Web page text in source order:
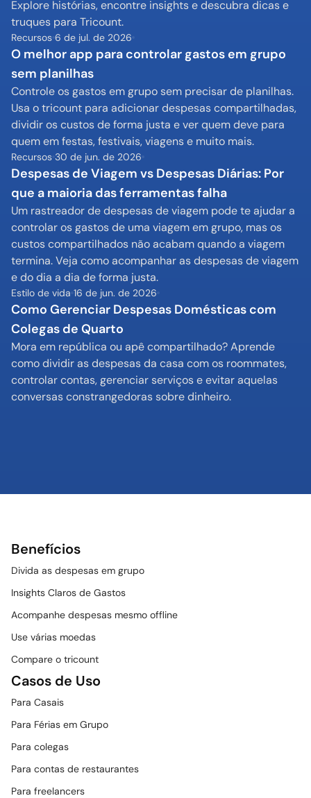
Explore histórias, encontre insights e descubra dicas e
truques para Tricount.
Recursos 6 de jul. de 2026
O melhor app para controlar gastos em grupo
sem planilhas
Controle os gastos em grupo sem precisar de planilhas.
Usa o tricount para adicionar despesas compartilhadas,
dividir os custos de forma justa e ver quem deve para
quem em festas, festivais, viagens e muito mais.
Recursos 30 de jun. de 2026
Despesas de Viagem vs Despesas Diárias: Por
que a maioria das ferramentas falha
Um rastreador de despesas de viagem pode te ajudar a
controlar os gastos de uma viagem em grupo, mas os
custos compartilhados não acabam quando a viagem
termina. Veja como acompanhar as despesas de viagem
e do dia a dia de forma justa.
Estilo de vida 16 de jun. de 2026
Como Gerenciar Despesas Domésticas com
Colegas de Quarto
Mora em república ou apê compartilhado? Aprende
como dividir as despesas da casa com os roommates,
controlar contas, gerenciar serviços e evitar aquelas
conversas constrangedoras sobre dinheiro.
Benefícios
Divida as despesas em grupo
Insights Claros de Gastos
Acompanhe despesas mesmo offline
Use várias moedas
Compare o tricount
Casos de Uso
Para Casais
Para Férias em Grupo
Para colegas
Para contas de restaurantes
Para freelancers